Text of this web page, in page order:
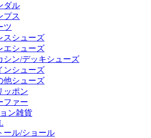
ダル
プス
ツ
スシューズ
エシューズ
シン/デッキシューズ
ンシューズ
他シューズ
ッポン
ファー
ン雑貨
ール/ショール